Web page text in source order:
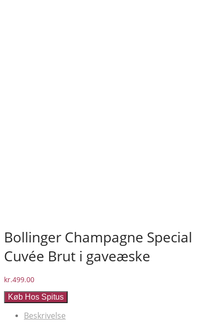
Bollinger Champagne Special
Cuvée Brut i gaveæske
kr.499.00
Køb Hos Spitus
Beskrivelse